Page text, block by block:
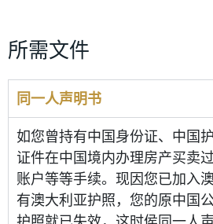
所需文件
同一人声明书
如您曾持有中国身份证、中国
证件在中国境内办理房产买卖
账户等等手续。现因您已加入
有澳大利亚护照，您的原中国